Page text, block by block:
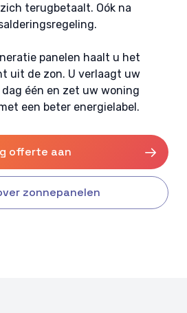
terugbetaalt. Oók na
panelen haalt u het
uit de zon. U verlaagt uw
één en zet uw woning
een beter energielabel.
offerte aan
zonnepanelen